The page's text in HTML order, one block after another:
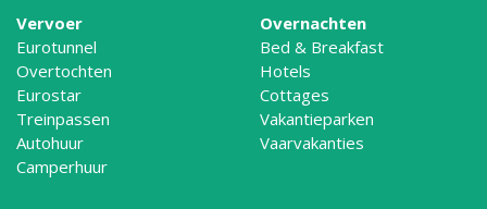
Vervoer
Eurotunnel
Overtochten
Eurostar
Treinpassen
Autohuur
Camperhuur
Overnachten
Bed & Breakfast
Hotels
Cottages
Vakantieparken
Vaarvakanties